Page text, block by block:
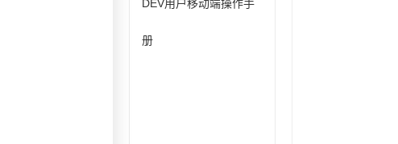
DEV用户移动端操作手
册